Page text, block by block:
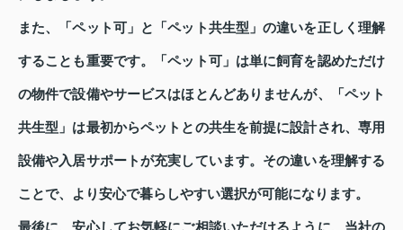
また、「ペット可」と「ペット共生型」の違いを正しく理解
することも重要です。「ペット可」は単に飼育を認めただけ
の物件で設備やサービスはほとんどありませんが、「ペット
共生型」は最初からペットとの共生を前提に設計され、専用
設備や入居サポートが充実しています。その違いを理解する
ことで、より安心で暮らしやすい選択が可能になります。